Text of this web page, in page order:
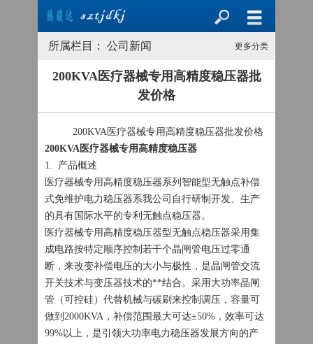
更多分类
所属栏目： 公司新闻
200KVA医疗器械专用高精度稳压器批
发价格
200KVA医疗器械专用高精度稳压器批发价格
200KVA医疗器械专用高精度稳压器
1. 产品概述
医疗器械专用高精度稳压器系列智能型无触点补偿
式免维护电力稳压器系我公司自行研制开发、生产
的具有国际水平的专利无触点稳压器。
医疗器械专用高精度稳压器型无触点稳压器采用集
成电路按特定顺序控制若干个晶闸管电压过零通
断，来改变补偿电压的大小与极性，是晶闸管交流
开关技术与变压器技术的**结合。采用大功率晶闸
管（可控硅）代替机械与碳刷来控制调压，容量可
做到2000KVA，补偿范围最大可达±50%，效率可达
99%以上，是引领大功率电力稳压器发展方向的产